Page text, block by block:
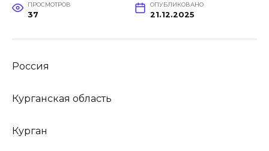
ПРОСМОТРОВ
37
ОПУБЛИКОВАНО
21.12.2025
Россия
Курганская область
Курган